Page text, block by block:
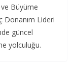
Büyüme
Donanım Lideri
güncel
yolculuğu.